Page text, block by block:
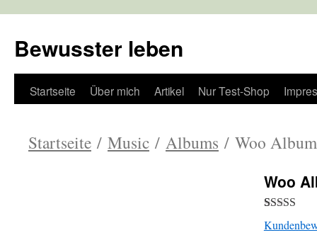
Bewusster leben
Zum
springen
Startseite Über mich Artikel Nur Test-Shop
Startseite / Music / Albums / Woo
Woo
Bewertet
mit
1